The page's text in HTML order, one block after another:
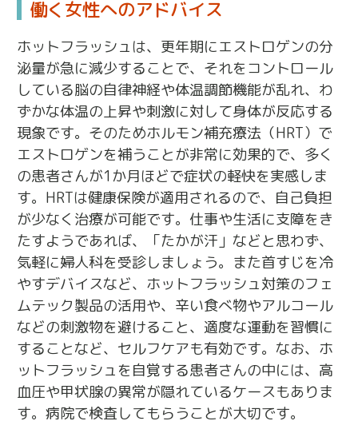
働く女性へのアドバイス
ホットフラッシュは、更年期にエストロゲンの分
泌量が急に減少することで、それをコントロール
している脳の自律神経や体温調節機能が乱れ、わ
ずかな体温の上昇や刺激に対して身体が反応する
現象です。そのためホルモン補充療法（HRT）で
エストロゲンを補うことが非常に効果的で、多く
の患者さんが1か月ほどで症状の軽快を実感しま
す。HRTは健康保険が適用されるので、自己負担
が少なく治療が可能です。仕事や生活に支障をき
たすようであれば、「たかが汗」などと思わず、
気軽に婦人科を受診しましょう。また首すじを冷
やすデバイスなど、ホットフラッシュ対策のフェ
ムテック製品の活用や、辛い食べ物やアルコール
などの刺激物を避けること、適度な運動を習慣に
することなど、セルフケアも有効です。なお、ホ
ットフラッシュを自覚する患者さんの中には、高
血圧や甲状腺の異常が隠れているケースもありま
す。病院で検査してもらうことが大切です。